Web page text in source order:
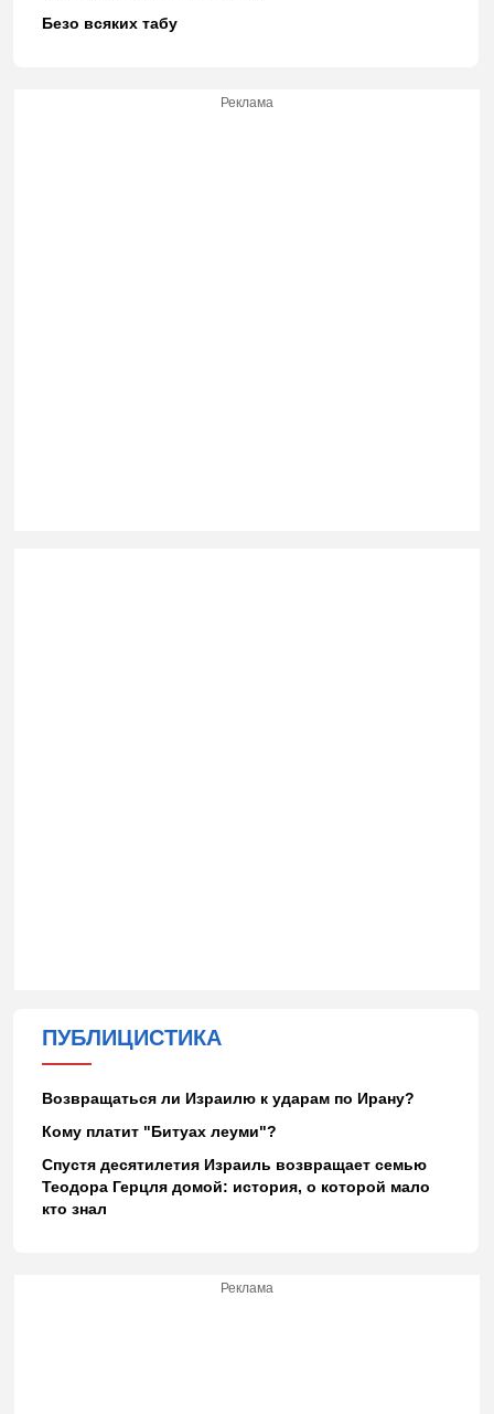
Безо всяких табу
Реклама
ПУБЛИЦИСТИКА
Возвращаться ли Израилю к ударам по Ирану?
Кому платит "Битуах леуми"?
Спустя десятилетия Израиль возвращает семью
Теодора Герцля домой: история, о которой мало
кто знал
Реклама